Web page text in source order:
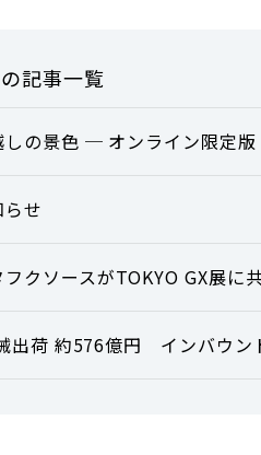
の記事一覧
しの景色 ─ オンライン限定版
せ
クソースがTOKYO GX展
出荷 約576億円 インバウン